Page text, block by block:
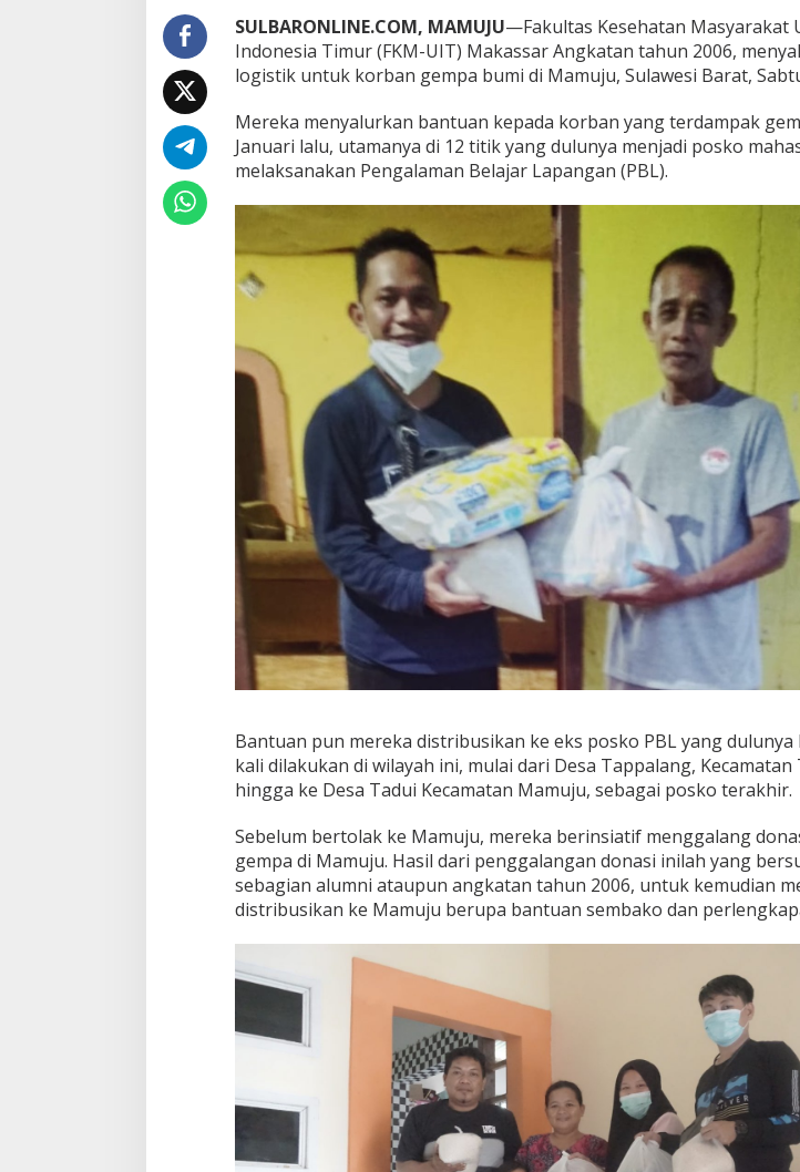
6
S
a
l
r
k
a
n
B
t
s
i
M
a
m
u
SULBARONLINE.COM, MAMUJU—Fakultas Kesehatan Masyarakat
Indonesia Timur (FKM-UIT) Makassar Angkatan tahun 2006,
logistik untuk korban gempa bumi di Mamuju, Sulawesi Barat,
Mereka menyalurkan bantuan kepada korban yang terdampak
Januari lalu, utamanya di 12 titik yang dulunya menjadi posko
melaksanakan Pengalaman Belajar Lapangan (PBL).
Bantuan pun mereka distribusikan ke eks posko PBL yang
kali dilakukan di wilayah ini, mulai dari Desa Tappalang, Kecamatan
hingga ke Desa Tadui Kecamatan Mamuju, sebagai posko terakhir.
Sebelum bertolak ke Mamuju, mereka berinsiatif menggalang
gempa di Mamuju. Hasil dari penggalangan donasi inilah yang
sebagian alumni ataupun angkatan tahun 2006, untuk kemudian
distribusikan ke Mamuju berupa bantuan sembako dan